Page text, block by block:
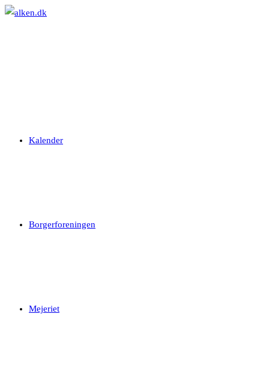
Skip
Kalender
Borgerforeningen
Mejeriet